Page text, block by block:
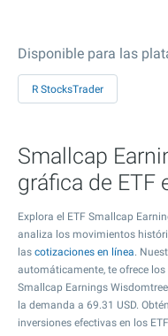
Disponible para las
R StocksTrader
Smallcap
gráfica de ETF
Explora el ETF Smallcap
analiza los movimientos
las cotizaciones en línea.
automáticamente, te ofrece
Smallcap Earnings
la demanda a 69.31 USD.
inversiones efectivas en los